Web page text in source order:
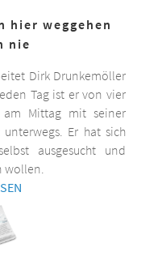
hier weggehen
nie
Dirk Drunkemöller
Tag ist er von vier
Mittag mit seiner
Er hat sich
ausgesucht und
wollen.